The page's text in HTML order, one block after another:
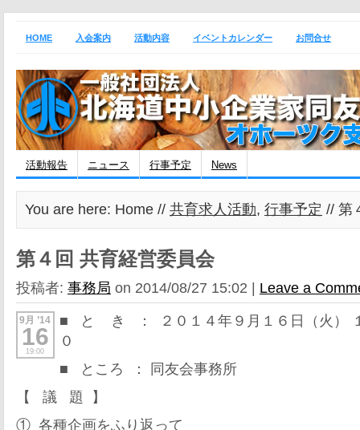
HOME 入会案内 活動内容 イベントカレンダー お問合せ
活動報告 ニュース 行事予定 News
You are here: Home // 共育求人活動, 行事予定 // 第
第４回 共育経営委員会
投稿者: 事務局 on 2014/08/27 15:02 | Leave a
9月 ’14
16
19:00
■ と き ： ２０１４年９月１６日（火）
０
■ ところ ： 同友会事務所
【 議 題 】
① 各種企画をふり返って